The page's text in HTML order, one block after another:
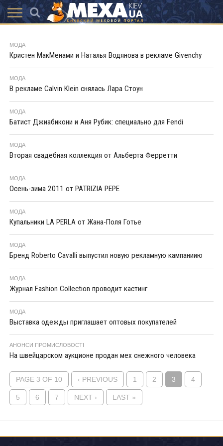
АКЦІЇ
ВИСТАВКИ
ПОСЛУГИ
МАГАЗИНИ
ХУТРЯНА
МОДА
НОВИНИ
КОНТАКТИ
АКСЕССУАРИ
МОДА
Кристен МакМенами и Наталья Водянова в рекламе Givenchy
МОДА
В рекламе Calvin Klein снялась Лара Стоун
МОДА
Батист Джиабикони и Аня Рубик: специально для Fendi
МОДА
Вторая свадебная коллекция от Альберта Ферретти
МОДА
Осень-зима 2011 от PATRIZIA PEPE
МОДА
Купальники LA PERLA от Жана-Поля Готье
МОДА
Бренд Roberto Cavalli выпустил новую рекламную кампаниию
МОДА
Журнал Fashion Collection проводит кастинг
МОДА
Выставка одежды приглашает оптовых покупателей
АНОНСИ ПРОМИСЛОВОСТІ
На швейцарском аукционе продан мех снежного человека
PAGE 3 OF 10 ‹ PREVIOUS 1 2 3 4
5 6 7 NEXT › LAST »